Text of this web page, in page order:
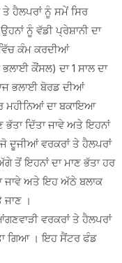
ਹੈਲਪਰਾਂ ਨੂੰ ਸਮੇਂ ਸਿਰ
ਨੂੰ ਵੱਡੀ ਪ੍ਰੇਸ਼ਾਨੀ ਦਾ
ਵਿੱਚ ਕੰਮ ਕਰਦੀਆਂ
ਕੌਂਸਲ) ਦਾ 1 ਸਾਲ ਦਾ
ਭਲਾਈ ਬੋਰਡ ਦੀਆਂ
ਮਹੀਨਿਆਂ ਦਾ ਬਕਾਇਆ
ਭੱਤਾ ਦਿੱਤਾ ਜਾਵੇ ਅਤੇ ਇਹਨਾਂ
ਦੂਜੀਆਂ ਵਰਕਰਾਂ ਤੇ ਹੈਲਪਰਾਂ
ਤੋਂ ਇਹਨਾਂ ਦਾ ਮਾਣ ਭੱਤਾ ਹਰ
ਜਾਵੇ ਅਤੇ ਇਹ ਅੱਠੇ ਬਲਾਕ
ਜਾਣ ।
ਵਰਕਰਾਂ ਤੇ ਹੈਲਪਰਾਂ
ਗਿਆ । ਇਹ ਸੈਂਟਰ ਫੰਡ